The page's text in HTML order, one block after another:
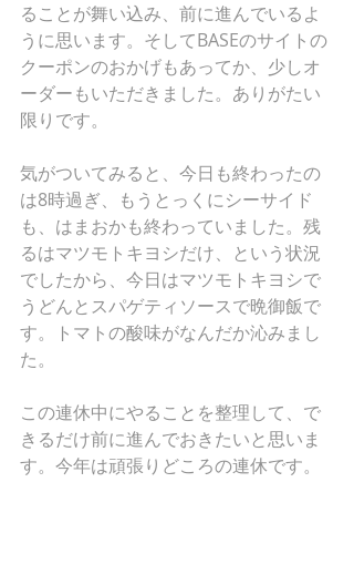
ることが舞い込み、前に進んでいるよ
うに思います。そしてBASEのサイトの
クーポンのおかげもあってか、少しオ
ーダーもいただきました。ありがたい
限りです。
気がついてみると、今日も終わったの
は8時過ぎ、もうとっくにシーサイド
も、はまおかも終わっていました。残
るはマツモトキヨシだけ、という状況
でしたから、今日はマツモトキヨシで
うどんとスパゲティソースで晩御飯で
す。トマトの酸味がなんだか沁みまし
た。
この連休中にやることを整理して、で
きるだけ前に進んでおきたいと思いま
す。今年は頑張りどころの連休です。